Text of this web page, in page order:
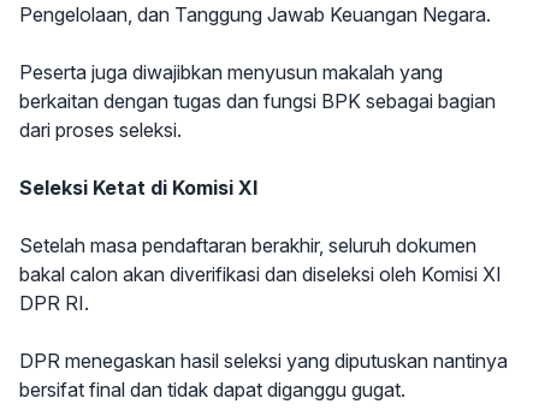
Pengelolaan, dan Tanggung Jawab Keuangan Negara.
Peserta juga diwajibkan menyusun makalah yang
berkaitan dengan tugas dan fungsi BPK sebagai bagian
dari proses seleksi.
Seleksi Ketat di Komisi XI
Setelah masa pendaftaran berakhir, seluruh dokumen
bakal calon akan diverifikasi dan diseleksi oleh Komisi XI
DPR RI.
DPR menegaskan hasil seleksi yang diputuskan nantinya
bersifat final dan tidak dapat diganggu gugat.